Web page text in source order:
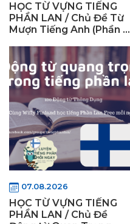
HỌC TỪ VỰNG TIẾNG
PHẦN LAN / Chủ Đề Từ
Mượn Tiếng Anh (Phần 6)
07.08.2026
HỌC TỪ VỰNG TIẾNG
PHẦN LAN / Chủ Đề